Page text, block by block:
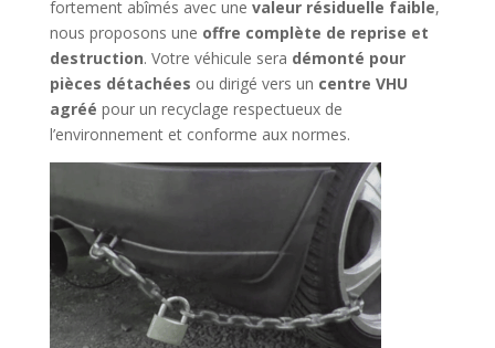
fortement abîmés avec une valeur résiduelle faible,
nous proposons une offre complète de reprise et
destruction. Votre véhicule sera démonté pour
pièces détachées ou dirigé vers un centre VHU
agréé pour un recyclage respectueux de
l’environnement et conforme aux normes.